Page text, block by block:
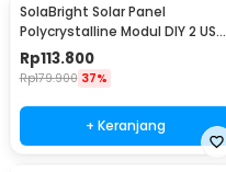
SolaBright Solar Panel
Polycrystalline Modul DIY 2 USB
Port 18V 10W - SL18V
Rp113.800
Rp179.900 37%
+ Keranjang